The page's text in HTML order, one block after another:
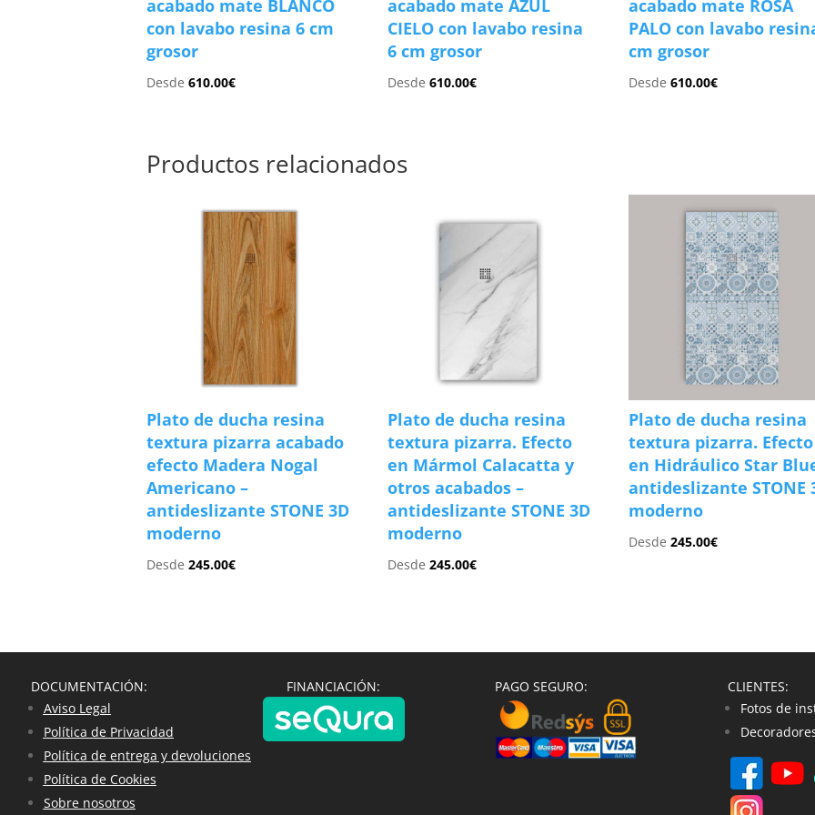
acabado mate BLANCO
con lavabo resina 6 cm
grosor
Desde610.00€
acabado mate AZUL
CIELO con lavabo resina
6 cm grosor
Desde610.00€
acabado mate ROSA
PALO con lavabo
cm grosor
Desde610.00€
Productos relacionados
Plato de ducha resina
textura pizarra acabado
efecto Madera Nogal
Americano –
antideslizante STONE 3D
moderno
Desde245.00€
Plato de ducha resina
textura pizarra. Efecto
en Mármol Calacatta y
otros acabados –
antideslizante STONE 3D
moderno
Desde245.00€
Plato de ducha resina
textura pizarra. Efecto
en Hidráulico Star
antideslizante STONE
moderno
Desde245.00€
DOCUMENTACIÓN:
Aviso Legal
Política de Privacidad
Política de entrega y devoluciones
Política de Cookies
Sobre nosotros
FINANCIACIÓN: PAGO SEGURO:
CLIENTES:
Fotos de